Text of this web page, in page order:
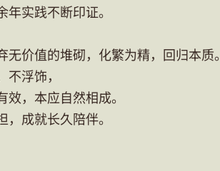
年实践不断印证。
无价值的堆砌，化繁为精，回归本质。
不浮饰，
效，本应自然相成。
，成就长久陪伴。